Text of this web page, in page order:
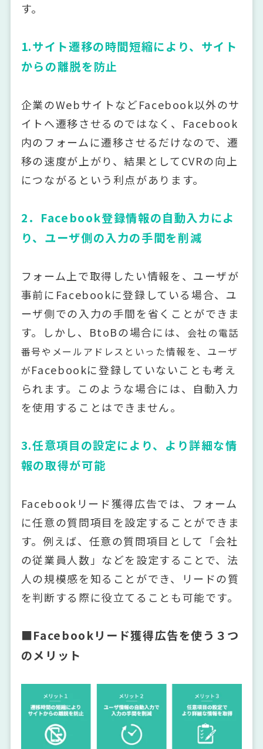
す。
1.サイト遷移の時間短縮により、サイト
からの離脱を防止
企業のWebサイトなどFacebook以外のサ
イトへ遷移させるのではなく、Facebook
内のフォームに遷移させるだけなので、遷
移の速度が上がり、結果としてCVRの向上
につながるという利点があります。
2．Facebook登録情報の自動入力によ
り、ユーザ側の入力の手間を削減
フォーム上で取得したい情報を、ユーザが
事前にFacebookに登録している場合、ユ
ーザ側での入力の手間を省くことができま
す。しかし、BtoBの場合には、 会社の電話
番号やメールアドレスといった情報を、ユーザ
がFacebookに登録していないことも考え
られます。このような場合には、自動入力
を使用することはできません。
3.任意項目の設定により、より詳細な情
報の取得が可能
Facebookリード獲得広告では、フォーム
に任意の質問項目を設定することができま
す。例えば、任意の質問項目として「会社
の従業員人数」などを設定することで、法
人の規模感を知ることができ、リードの質
を判断する際に役立てることも可能です。
■Facebookリード獲得広告を使う３つ
のメリット